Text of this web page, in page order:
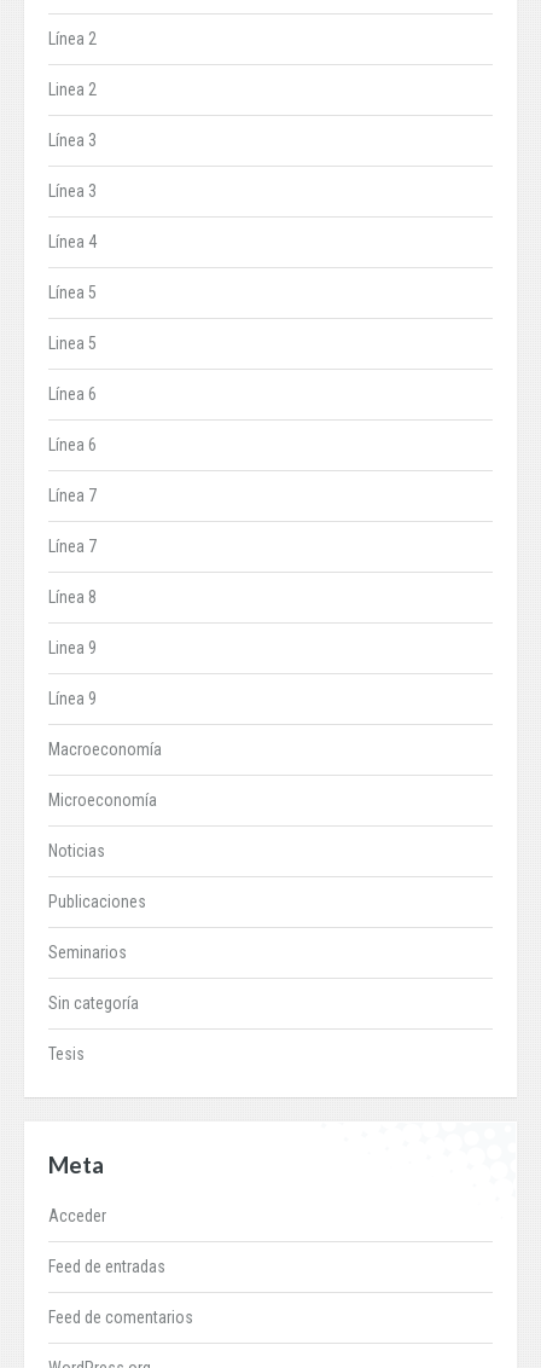
Línea 2
Linea 2
Línea 3
Línea 3
Línea 4
Línea 5
Linea 5
Línea 6
Línea 6
Línea 7
Línea 7
Línea 8
Linea 9
Línea 9
Macroeconomía
Microeconomía
Noticias
Publicaciones
Seminarios
Sin categoría
Tesis
Meta
Acceder
Feed de entradas
Feed de comentarios